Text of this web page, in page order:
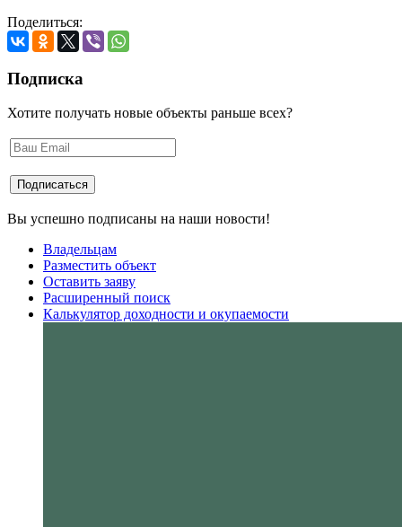
Поделиться:
Подписка
Хотите получать новые объекты раньше всех?
Вы успешно подписаны на наши новости!
Владельцам
Разместить объект
Оставить заяву
Расширенный поиск
Калькулятор доходности и окупаемости